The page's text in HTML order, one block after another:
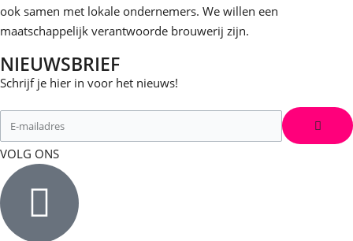
ook samen met lokale ondernemers. We willen een
maatschappelijk verantwoorde brouwerij zijn.
NIEUWSBRIEF
Schrijf je hier in voor het nieuws!
VOLG ONS